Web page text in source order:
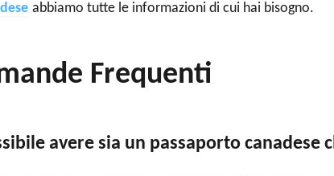
abbiamo tutte le informazioni di cui hai bisogno.
Frequenti
avere sia un passaporto canadese